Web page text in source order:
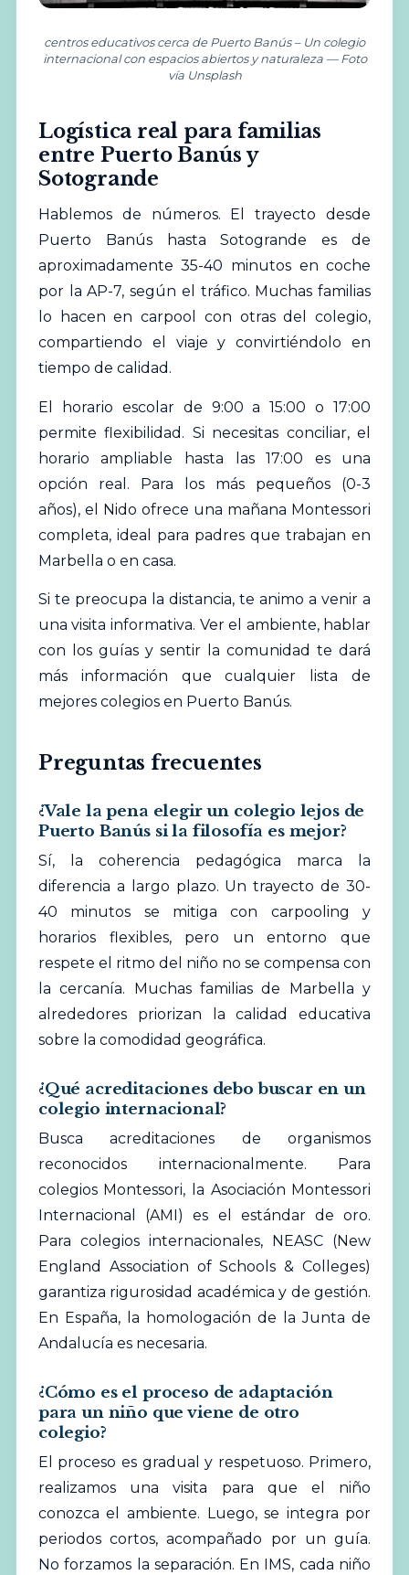
centros educativos cerca de Puerto Banús – Un colegio
internacional con espacios abiertos y naturaleza — Foto
vía Unsplash
Logística real para familias
entre Puerto Banús y
Sotogrande
Hablemos de números. El trayecto desde
Puerto Banús hasta Sotogrande es de
aproximadamente 35-40 minutos en coche
por la AP-7, según el tráfico. Muchas familias
lo hacen en carpool con otras del colegio,
compartiendo el viaje y convirtiéndolo en
tiempo de calidad.
El horario escolar de 9:00 a 15:00 o 17:00
permite flexibilidad. Si necesitas conciliar, el
horario ampliable hasta las 17:00 es una
opción real. Para los más pequeños (0-3
años), el Nido ofrece una mañana Montessori
completa, ideal para padres que trabajan en
Marbella o en casa.
Si te preocupa la distancia, te animo a venir a
unavisita informativa. Ver el ambiente, hablar
con los guías y sentir la comunidad te dará
más información que cualquier lista de
mejores colegios en Puerto Banús.
Preguntas frecuentes
¿Vale la pena elegir un colegio lejos de
Puerto Banús si la filosofía es mejor?
Sí, la coherencia pedagógica marca la
diferencia a largo plazo. Un trayecto de 30-
40 minutos se mitiga con carpooling y
horarios flexibles, pero un entorno que
respete el ritmo del niño no se compensa con
la cercanía. Muchas familias de Marbella y
alrededores priorizan la calidad educativa
sobre la comodidad geográfica.
¿Qué acreditaciones debo buscar en un
colegio internacional?
Busca acreditaciones de organismos
reconocidos internacionalmente. Para
colegios Montessori, la Asociación Montessori
Internacional (AMI)
es el estándar de oro.
Para colegios internacionales, NEASC (New
England Association of Schools & Colleges)
garantiza rigurosidad académica y de gestión.
En España, la homologación de la Junta de
Andalucía es necesaria.
¿Cómo es el proceso de adaptación
para un niño que viene de otro
colegio?
El proceso es gradual y respetuoso. Primero,
realizamos una visita para que el niño
conozca el ambiente. Luego, se integra por
periodos cortos, acompañado por un guía.
No forzamos la separación. En IMS, cada niño